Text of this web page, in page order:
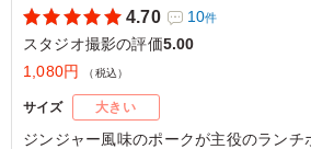
4.70 10件
スタジオ撮影の評価5.00
1,080円
（税込）
サイズ 大きい
ジンジャー風味のポークが主役のランチ